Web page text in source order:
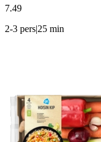
7.49
2-3 pers|25 min